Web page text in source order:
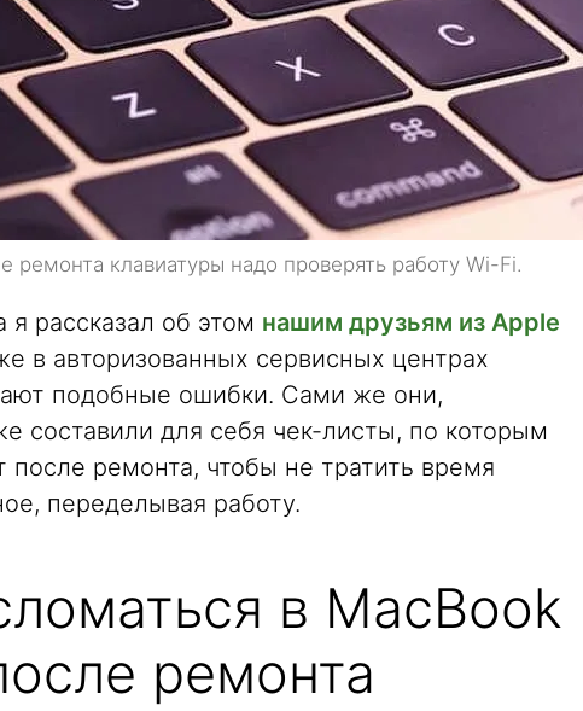
ремонта клавиатуры надо проверять работу Wi-Fi.
я рассказал об этом нашим друзьям из Apple
в авторизованных сервисных центрах
подобные ошибки. Сами же они,
составили для себя чек-листы, по которым
ремонта, чтобы не тратить время
переделывая работу.
в MacBook
ремонта